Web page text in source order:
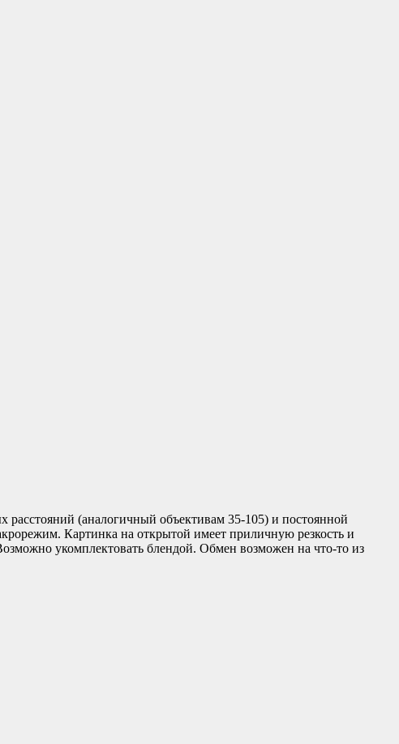
(аналогичный объективам 35-105) и постоянной
Картинка на открытой имеет приличную резкость и
укомплектовать блендой. Обмен возможен на что-то из